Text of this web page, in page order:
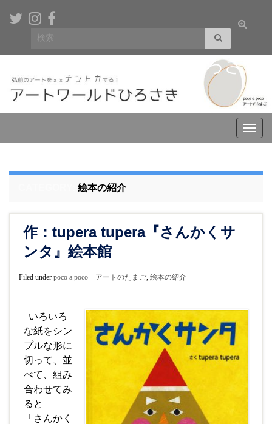
Toggle
form
Search for:
アートワールドひろさき
絵本の紹介
作：tupera tupera『さんかくサ
ンタ』絵本館
Filed under poco a poco アートのたまご, 絵本の紹介
いろいろ
な紙をシン
プルな形に
切って、並
べて、組み
合わせてみ
ると――
「さんかく